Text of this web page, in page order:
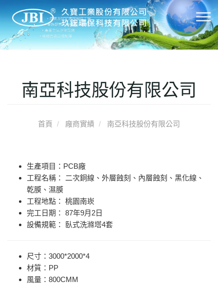
T
o
g
南亞科技股份有限公司
首頁 廠商實績 南亞科技股份有限公司
生產項目：PCB廠
工程名稱： 二次銅線、外層蝕刻、內層蝕刻、黑化線、
乾膜、濕膜
工程地點： 桃園南崁
完工日期： 87年9月2日
設備規範： 臥式洗滌塔4套
尺寸：3000*2000*4
材質：PP
風量：800CMM